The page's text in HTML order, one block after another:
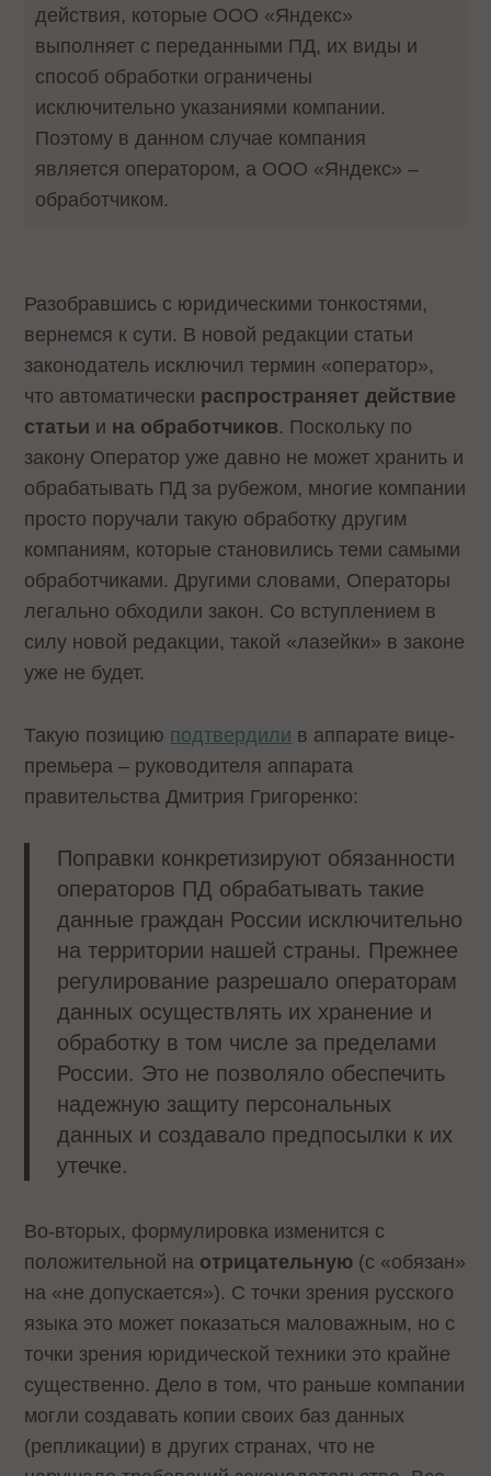
действия, которые ООО «Яндекс»
выполняет с переданными ПД, их виды и
способ обработки ограничены
исключительно указаниями компании.
Поэтому в данном случае компания
является оператором, а ООО «Яндекс» –
обработчиком.
Разобравшись с юридическими тонкостями,
вернемся к сути. В новой редакции статьи
законодатель исключил термин «оператор»,
что автоматически распространяет действие
статьи и на обработчиков. Поскольку по
закону Оператор уже давно не может хранить и
обрабатывать ПД за рубежом, многие компании
просто поручали такую обработку другим
компаниям, которые становились теми самыми
обработчиками. Другими словами, Операторы
легально обходили закон. Со вступлением в
силу новой редакции, такой «лазейки» в законе
уже не будет.
Такую позицию подтвердили в аппарате вице-
премьера – руководителя аппарата
правительства Дмитрия Григоренко:
Поправки конкретизируют обязанности
операторов ПД обрабатывать такие
данные граждан России исключительно
на территории нашей страны. Прежнее
регулирование разрешало операторам
данных осуществлять их хранение и
обработку в том числе за пределами
России. Это не позволяло обеспечить
надежную защиту персональных
данных и создавало предпосылки к их
утечке.
Во-вторых, формулировка изменится с
положительной на отрицательную (с «обязан»
на «не допускается»). С точки зрения русского
языка это может показаться маловажным, но с
точки зрения юридической техники это крайне
существенно. Дело в том, что раньше компании
могли создавать копии своих баз данных
(репликации) в других странах, что не